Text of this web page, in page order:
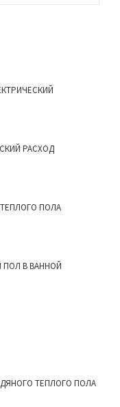
РАСХОД
ПОЛА
ПОЛ В ВАННОЙ
ТЕПЛОГО ПОЛА